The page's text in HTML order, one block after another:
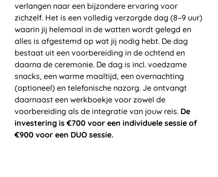
verlangen naar een bijzondere ervaring voor
zichzelf. Het is een volledig verzorgde dag (8–9 uur)
waarin jij helemaal in de watten wordt gelegd en
alles is afgestemd op wat jij nodig hebt. De dag
bestaat uit een voorbereiding in de ochtend en
daarna de ceremonie. De dag is incl. voedzame
snacks, een warme maaltijd, een overnachting
(optioneel) en telefonische nazorg. Je ontvangt
daarnaast een werkboekje voor zowel de
voorbereiding als de integratie van jouw reis. De
investering is €700 voor een individuele sessie of
€900 voor een DUO sessie.